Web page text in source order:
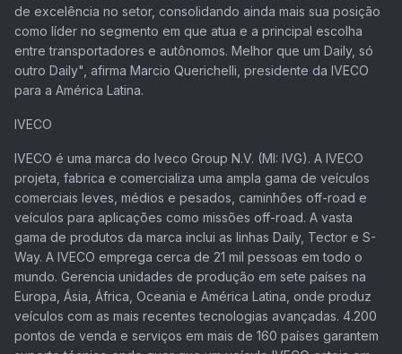
de excelência no setor, consolidando ainda mais sua posição
como líder no segmento em que atua e a principal escolha
entre transportadores e autônomos. Melhor que um Daily, só
outro Daily", afirma Marcio Querichelli, presidente da IVECO
para a América Latina.
IVECO
IVECO é uma marca do Iveco Group N.V. (MI: IVG). A IVECO
projeta, fabrica e comercializa uma ampla gama de veículos
comerciais leves, médios e pesados, caminhões off-road e
veículos para aplicações como missões off-road. A vasta
gama de produtos da marca inclui as linhas Daily, Tector e S-
Way. A IVECO emprega cerca de 21 mil pessoas em todo o
mundo. Gerencia unidades de produção em sete países na
Europa, Ásia, África, Oceania e América Latina, onde produz
veículos com as mais recentes tecnologias avançadas. 4.200
pontos de venda e serviços em mais de 160 países garantem